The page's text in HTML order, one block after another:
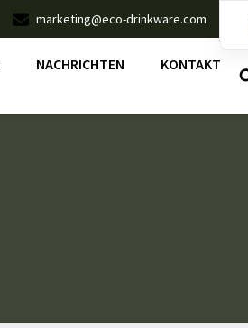
marketing@eco-drinkware.com
NACHRICHTEN KONTAKT